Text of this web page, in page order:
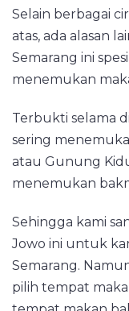
Selain berbagai
atas, ada alasan
Semarang ini
menemukan
Terbukti selama
sering
atau Gunung
menemukan
Sehingga kami
Jowo ini untuk
Semarang.
pilih tempat